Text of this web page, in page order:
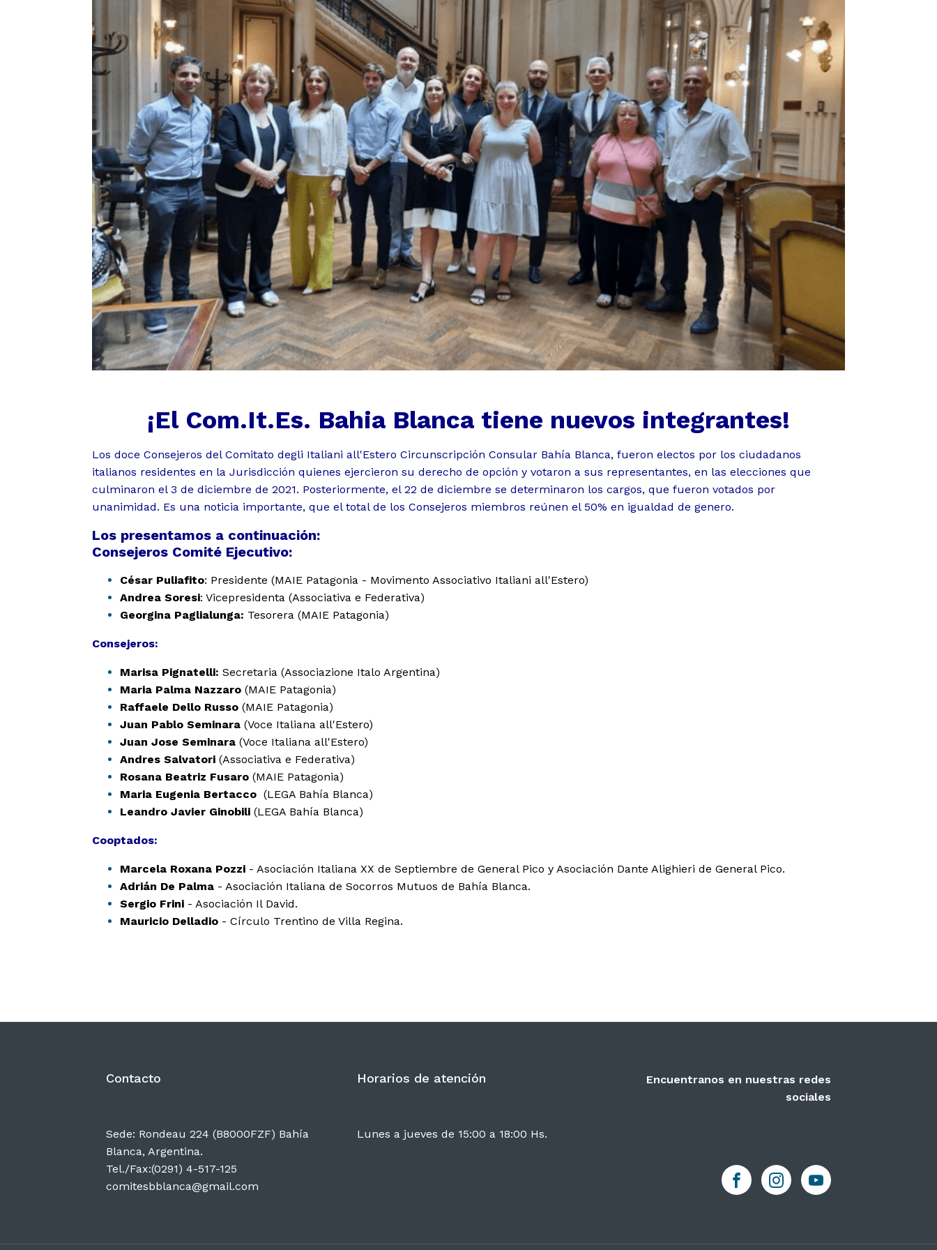
¡El Com.It.Es. Bahia Blanca tiene nuevos integrantes!
Los doce Consejeros del Comitato degli Italiani all'Estero Circunscripción Consular Bahía Blanca, fueron electos por los ciudadanos
italianos residentes en la Jurisdicción quienes ejercieron su derecho de opción y votaron a sus representantes, en las elecciones que
culminaron el 3 de diciembre de 2021. Posteriormente, el 22 de diciembre se determinaron los cargos, que fueron votados por
unanimidad. Es una noticia importante, que el total de los Consejeros miembros reúnen el 50% en igualdad de genero.
Los presentamos a continuación:
Consejeros Comité Ejecutivo:
César Puliafito: Presidente (MAIE Patagonia - Movimento Associativo Italiani all'Estero)
Andrea Soresi: Vicepresidenta (Associativa e Federativa)
Georgina Paglialunga: Tesorera (MAIE Patagonia)
Consejeros:
Marisa Pignatelli: Secretaria (Associazione Italo Argentina)
Maria Palma Nazzaro (MAIE Patagonia)
Raffaele Dello Russo (MAIE Patagonia)
Juan Pablo Seminara (Voce Italiana all'Estero)
Juan Jose Seminara (Voce Italiana all'Estero)
Andres Salvatori (Associativa e Federativa)
Rosana Beatriz Fusaro (MAIE Patagonia)
Maria Eugenia Bertacco (LEGA Bahía Blanca)
Leandro Javier Ginobili (LEGA Bahía Blanca)
Cooptados:
Marcela Roxana Pozzi - Asociación Italiana XX de Septiembre de General Pico y Asociación Dante Alighieri de General Pico.
Adrián De Palma - Asociación Italiana de Socorros Mutuos de Bahía Blanca.
Sergio Frini - Asociación Il David.
Mauricio Delladio - Círculo Trentino de Villa Regina.
Contacto
Sede: Rondeau 224 (B8000FZF) Bahía
Blanca, Argentina.
Tel./Fax:(0291) 4-517-125
comitesbblanca@gmail.com
Horarios de atención
Lunes a jueves de 15:00 a 18:00 Hs.
Encuentranos en nuestras redes
sociales
Proyectos
Institucional
Muestras y Contenidos
Noticias
Difusión
Contacto